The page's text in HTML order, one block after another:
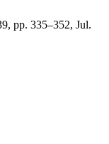
pp. 335–352, Jul.